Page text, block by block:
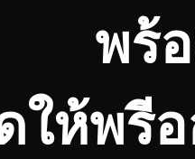
พร้
ให้พรี